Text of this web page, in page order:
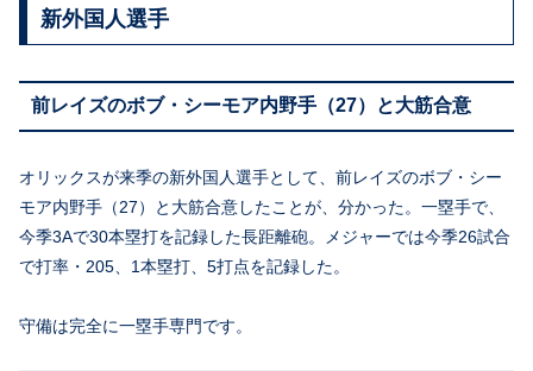
新外国人選手
前レイズのボブ・シーモア内野手（27）と大筋合意
オリックスが来季の新外国人選手として、前レイズのボブ・シー
モア内野手（27）と大筋合意したことが、分かった。一塁手で、
今季3Aで30本塁打を記録した長距離砲。メジャーでは今季26試合
で打率・205、1本塁打、5打点を記録した。
守備は完全に一塁手専門です。